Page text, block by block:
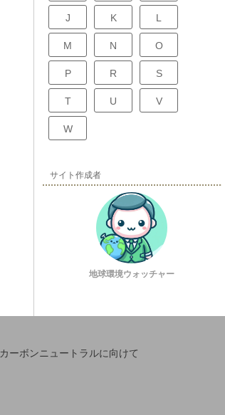
J K L
M N O
P R S
T U V
W
サイト作成者
地球環境ウォッチャー
カーボンニュートラルに向けて